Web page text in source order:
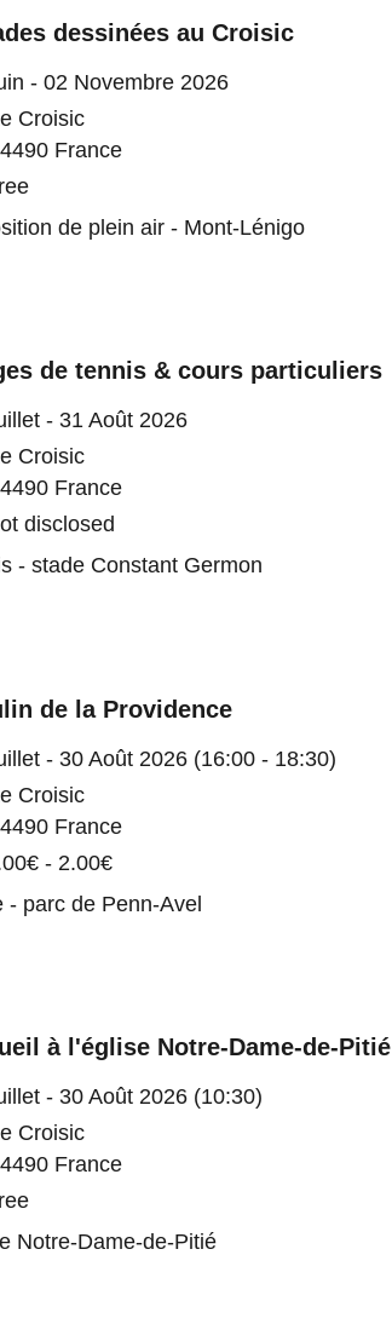
dessinées au Croisic
- 02 Novembre 2026
Croisic
France
de plein air - Mont-Lénigo
de tennis & cours particuliers
- 31 Août 2026
Croisic
France
disclosed
- stade Constant Germon
de la Providence
- 30 Août 2026 (16:00 - 18:30)
Croisic
France
- 2.00€
- parc de Penn-Avel
à l'église Notre-Dame-de-Pitié
- 30 Août 2026 (10:30)
Croisic
France
Notre-Dame-de-Pitié